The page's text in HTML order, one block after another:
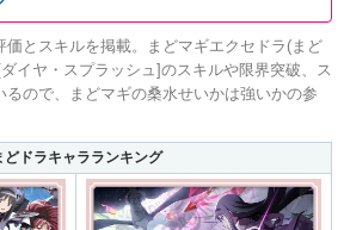
価とスキルを掲載。まどマギエクセドラ(まど
イヤ・スプラッシュ]のスキルや限界突破、ス
るので、まどマギの桑水せいかは強いかの参
どドラキャラランキング